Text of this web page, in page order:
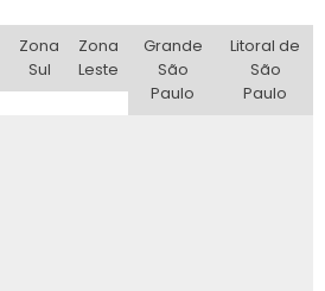
Zona
Sul
Zona
Leste
Grande
São
Paulo
Litoral de
São
Paulo